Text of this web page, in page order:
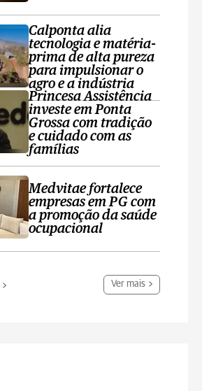
Calponta alia
tecnologia e matéria-
prima de alta pureza
para impulsionar o
agro e a indústria
Princesa Assistência
investe em Ponta
Grossa com tradição
e cuidado com as
famílias
Medvitae fortalece
empresas em PG com
a promoção da saúde
ocupacional
Ver mais